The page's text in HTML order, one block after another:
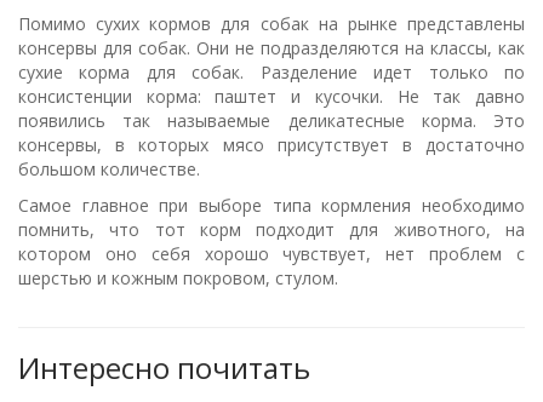
Помимо сухих кормов для собак на рынке представлены
консервы для собак. Они не подразделяются на классы, как
сухие корма для собак. Разделение идет только по
консистенции корма: паштет и кусочки. Не так давно
появились так называемые деликатесные корма. Это
консервы, в которых мясо присутствует в достаточно
большом количестве.
Самое главное при выборе типа кормления необходимо
помнить, что тот корм подходит для животного, на
котором оно себя хорошо чувствует, нет проблем с
шерстью и кожным покровом, стулом.
Интересно почитать